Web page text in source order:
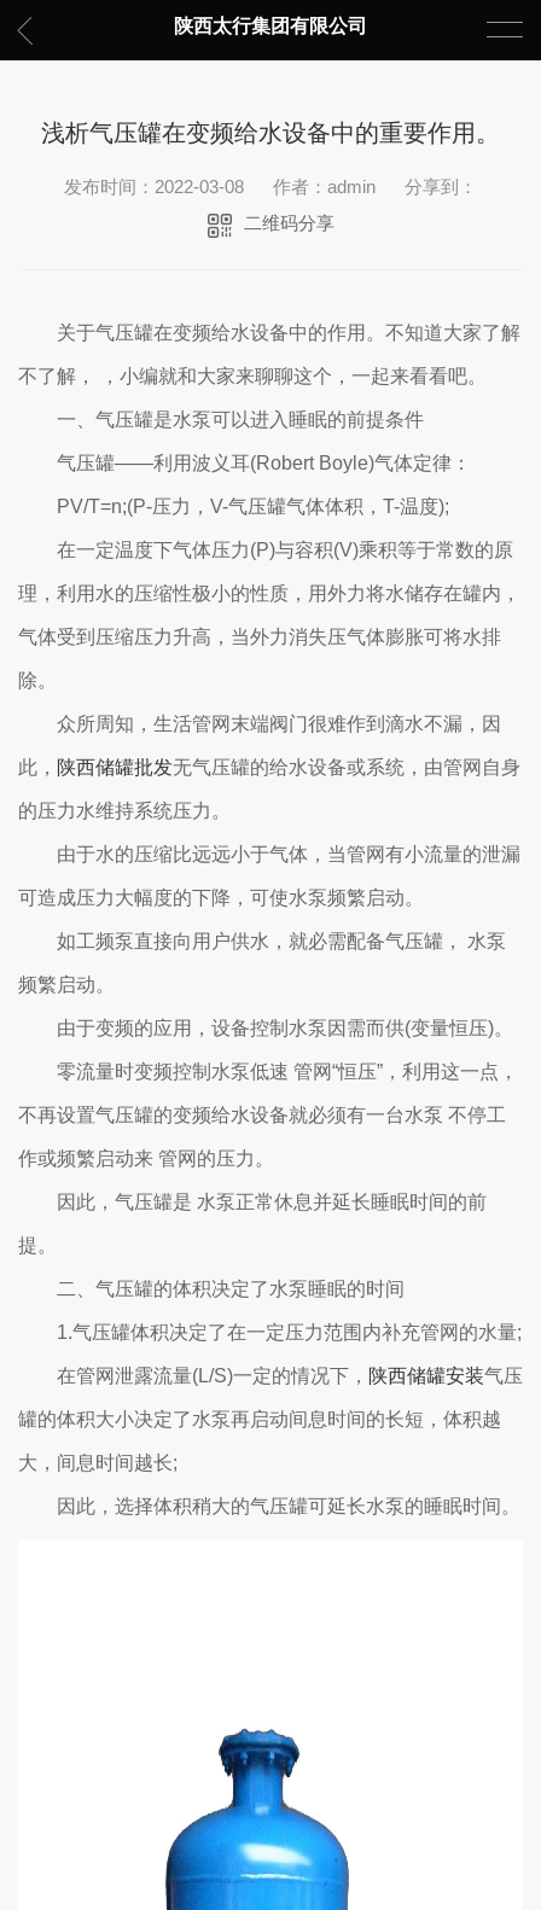
陕西太行集团有限公司
浅析气压罐在变频给水设备中的重要作用。
发布时间：2022-03-08 作者：admin
分享到：
二维码分享
关于气压罐在变频给水设备中的作用。不知道大家了解
不了解， ，小编就和大家来聊聊这个，一起来看看吧。
一、气压罐是水泵可以进入睡眠的前提条件
气压罐——利用波义耳(Robert Boyle)气体定律：
PV/T=n;(P-压力，V-气压罐气体体积，T-温度);
在一定温度下气体压力(P)与容积(V)乘积等于常数的原
理，利用水的压缩性极小的性质，用外力将水储存在罐内，
气体受到压缩压力升高，当外力消失压气体膨胀可将水排
除。
众所周知，生活管网末端阀门很难作到滴水不漏，因
此， 陕西储罐批发无气压罐的给水设备或系统，由管网自身
的压力水维持系统压力。
由于水的压缩比远远小于气体，当管网有小流量的泄漏
可造成压力大幅度的下降，可使水泵频繁启动。
如工频泵直接向用户供水，就必需配备气压罐， 水泵
频繁启动。
由于变频的应用，设备控制水泵因需而供(变量恒压)。
零流量时变频控制水泵低速 管网“恒压”，利用这一点，
不再设置气压罐的变频给水设备就必须有一台水泵 不停工
作或频繁启动来 管网的压力。
因此，气压罐是 水泵正常休息并延长睡眠时间的前
提。
二、气压罐的体积决定了水泵睡眠的时间
1.气压罐体积决定了在一定压力范围内补充管网的水量;
在管网泄露流量(L/S)一定的情况下， 陕西储罐安装气压
罐的体积大小决定了水泵再启动间息时间的长短，体积越
大，间息时间越长;
因此，选择体积稍大的气压罐可延长水泵的睡眠时间。